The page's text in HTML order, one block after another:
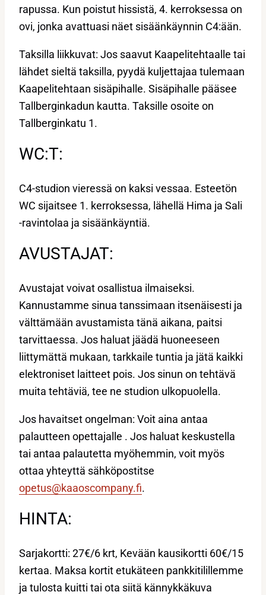
rapussa. Kun poistut hissistä, 4. kerroksessa on
ovi, jonka avattuasi näet sisäänkäynnin C4:ään.
Taksilla liikkuvat: Jos saavut Kaapelitehtaalle tai
lähdet sieltä taksilla, pyydä kuljettajaa tulemaan
Kaapelitehtaan sisäpihalle. Sisäpihalle pääsee
Tallberginkadun kautta. Taksille osoite on
Tallberginkatu 1.
WC:T:
C4-studion vieressä on kaksi vessaa. Esteetön
WC sijaitsee 1. kerroksessa, lähellä Hima ja Sali
-ravintolaa ja sisäänkäyntiä.
AVUSTAJAT:
Avustajat voivat osallistua ilmaiseksi.
Kannustamme sinua tanssimaan itsenäisesti ja
välttämään avustamista tänä aikana, paitsi
tarvittaessa. Jos haluat jäädä huoneeseen
liittymättä mukaan, tarkkaile tuntia ja jätä kaikki
elektroniset laitteet pois. Jos sinun on tehtävä
muita tehtäviä, tee ne studion ulkopuolella.
Jos havaitset ongelman: Voit aina antaa
palautteen opettajalle . Jos haluat keskustella
tai antaa palautetta myöhemmin, voit myös
ottaa yhteyttä sähköpostitse
opetus@kaaoscompany.fi.
HINTA:
Sarjakortti: 27€/6 krt, Kevään kausikortti 60€/15
kertaa. Maksa kortit etukäteen pankkitilillemme
ja tulosta kuitti tai ota siitä kännykkäkuva